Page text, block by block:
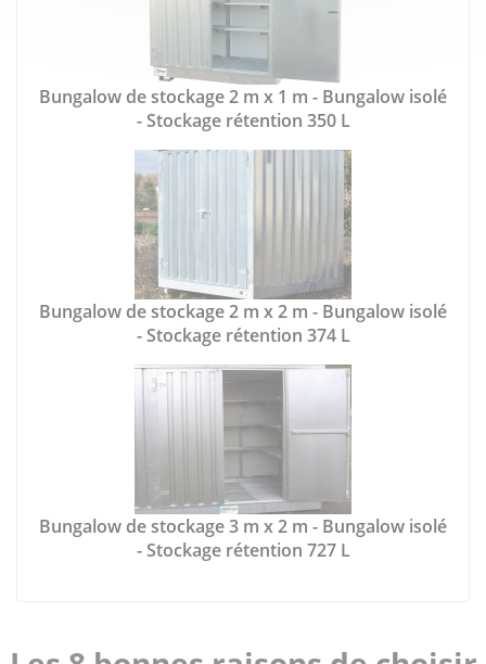
Bungalow de stockage 2 m x 1 m - Bungalow isolé
- Stockage rétention 350 L
Bungalow de stockage 2 m x 2 m - Bungalow isolé
- Stockage rétention 374 L
Bungalow de stockage 3 m x 2 m - Bungalow isolé
- Stockage rétention 727 L